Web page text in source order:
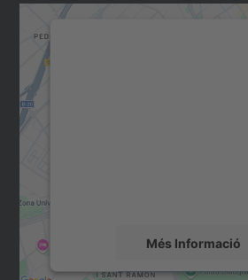
Més Informació